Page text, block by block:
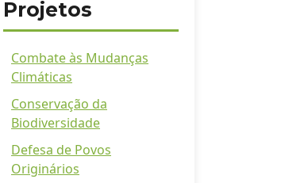
Projetos
Combate às Mudanças
Climáticas
Conservação da
Biodiversidade
Defesa de Povos
Originários